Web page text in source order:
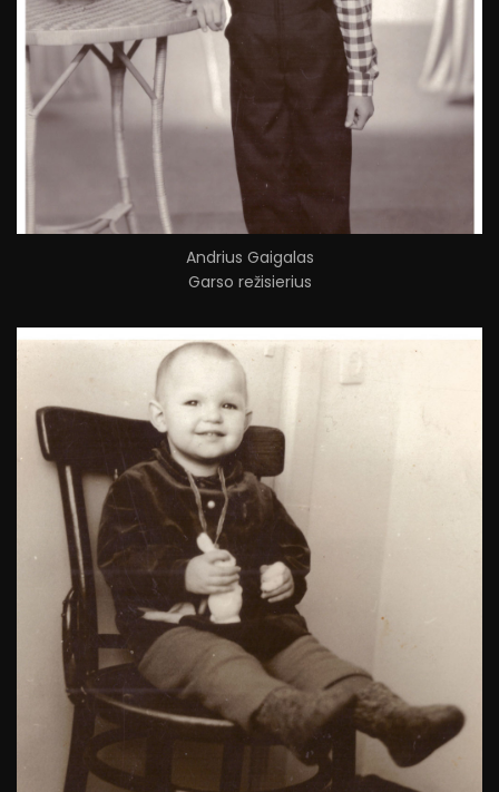
Andrius Gaigalas
Garso režisierius